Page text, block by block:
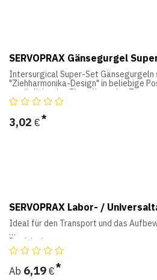
SERVOPRAX Gänsegurgel
Intersurgical Super-Set Gänsegurgeln
"Ziehharmonika-Design" in beliebige
ermöglicht eine Einstellung des
Längeneinstellung von 70 bis 150 mm.
Mit Adapter 22AD/15ID.
3,02 €
SERVOPRAX Labor- /
Ideal für den Transport und das
Produktdaten:
Ab 6,19 €